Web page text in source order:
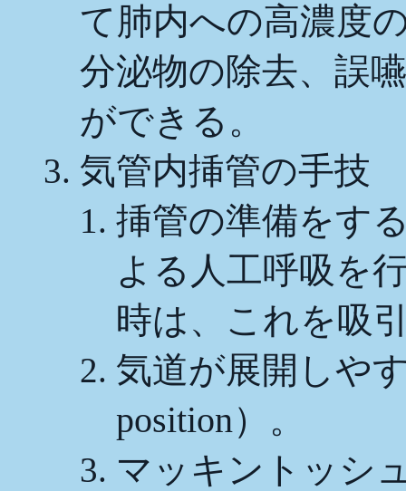
て肺内への高濃度
分泌物の除去、誤
ができる。
気管内挿管の手技
挿管の準備をす
よる人工呼吸を
時は、これを吸
気道が展開しや
position）。
マッキントッシ